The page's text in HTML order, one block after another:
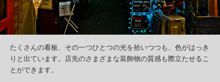
たくさんの看板、その一つひとつの光を拾いつつも、色がはっき
りと出ています。店先のさまざまな装飾物の質感も際立たせるこ
とができます。